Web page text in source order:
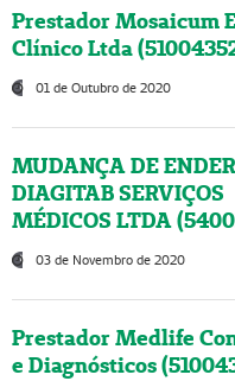
Prestador Mosaicum
Clínico Ltda
01 de Outubro de 2020
MUDANÇA DE
DIAGITAB SERVIÇOS
MÉDICOS LTDA
03 de Novembro de 2020
Prestador Medlife
e Diagnósticos